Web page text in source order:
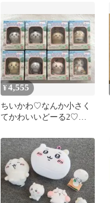
¥4,555
ちいかわ♡なんか小さく
てかわいいどーる2♡フ